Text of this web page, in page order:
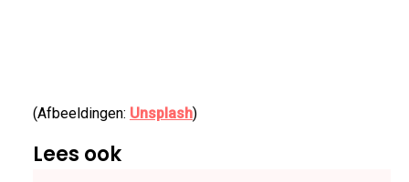
(Afbeeldingen: Unsplash)
Lees ook